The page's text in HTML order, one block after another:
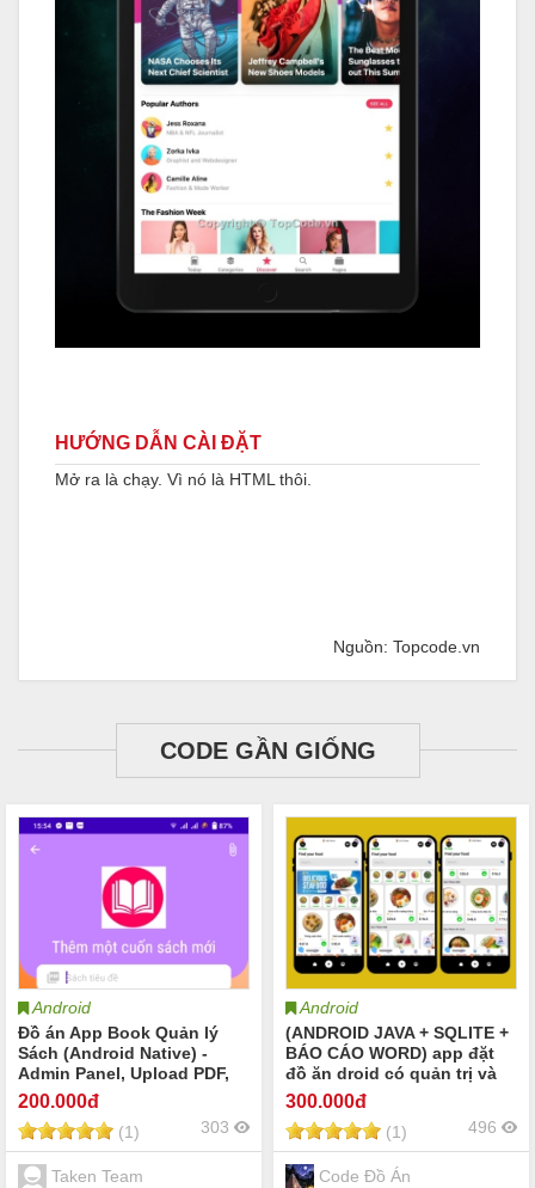
HƯỚNG DẪN CÀI ĐẶT
Mở ra là chạy. Vì nó là HTML thôi.
Nguồn: Topcode.vn
CODE GẦN GIỐNG
Android
Đồ án App Book Quản lý
Sách (Android Native) -
Admin Panel, Upload PDF,
Xử lý giọng nói Text-to-
Speech.
200.000đ
(1) 303
Taken Team
Android
(ANDROID JAVA + SQLITE +
BÁO CÁO WORD) app đặt
đồ ăn droid có quản trị và
người dùng, đánh giá sản
phẩm sau khi mua, đặt
hàng, tiến trình thực hiện
đơn hàng, các chức năng.
thêm, sửa, xóa
300.000đ
(1) 496
Code Đồ Án